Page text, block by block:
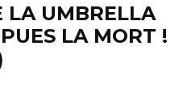
LA UMBRELLA
LA MORT !